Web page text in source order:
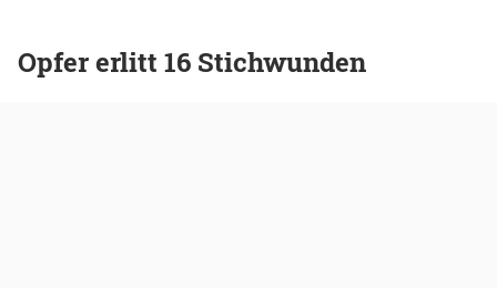
Opfer erlitt 16 Stichwunden